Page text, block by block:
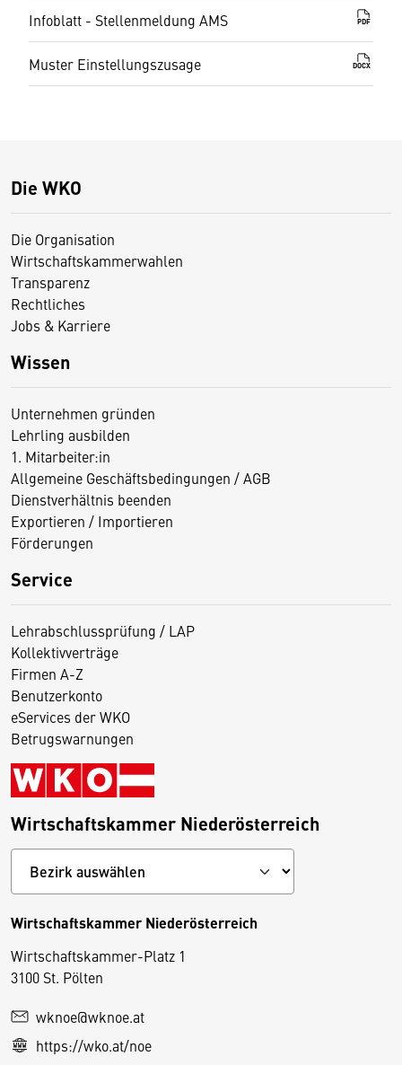
Infoblatt - Stellenmeldung AMS PDF
Muster Einstellungszusage DOCX
Die WKO
Die Organisation
Wirtschaftskammerwahlen
Transparenz
Rechtliches
Jobs & Karriere
Wissen
Unternehmen gründen
Lehrling ausbilden
1. Mitarbeiter:in
Allgemeine Geschäftsbedingungen / AGB
Dienstverhältnis beenden
Exportieren / Importieren
Förderungen
Service
Lehrabschlussprüfung / LAP
Kollektivverträge
Firmen A-Z
Benutzerkonto
eServices der WKO
Betrugswarnungen
Wirtschaftskammer Niederösterreich
Wirtschaftskammer Niederösterreich
Wirtschaftskammer-Platz 1
3100 St. Pölten
wknoe@wknoe.at
https://wko.at/noe
D
e
s